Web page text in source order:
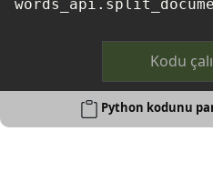
Kodu
Python kodunu